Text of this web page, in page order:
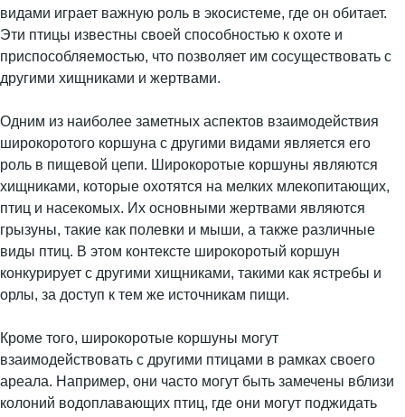
видами играет важную роль в экосистеме, где он обитает.
Эти птицы известны своей способностью к охоте и
приспособляемостью, что позволяет им сосуществовать с
другими хищниками и жертвами.
Одним из наиболее заметных аспектов взаимодействия
широкоротого коршуна с другими видами является его
роль в пищевой цепи. Широкоротые коршуны являются
хищниками, которые охотятся на мелких млекопитающих,
птиц и насекомых. Их основными жертвами являются
грызуны, такие как полевки и мыши, а также различные
виды птиц. В этом контексте широкоротый коршун
конкурирует с другими хищниками, такими как ястребы и
орлы, за доступ к тем же источникам пищи.
Кроме того, широкоротые коршуны могут
взаимодействовать с другими птицами в рамках своего
ареала. Например, они часто могут быть замечены вблизи
колоний водоплавающих птиц, где они могут поджидать